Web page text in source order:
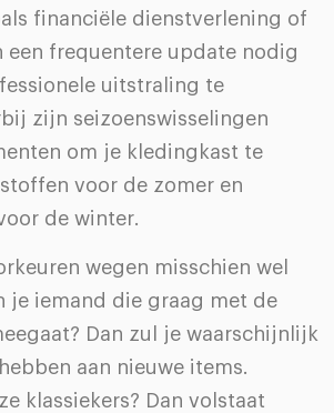
financiële dienstverlening of
een frequentere update nodig
uitstraling te
zijn seizoenswisselingen
om je kledingkast te
voor de zomer en
de winter.
wegen misschien wel
je iemand die graag met de
Dan zul je waarschijnlijk
aan nieuwe items.
klassiekers? Dan volstaat